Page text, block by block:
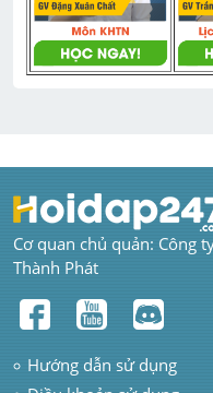
Cơ quan chủ quản: Công
Thành Phát
Hướng dẫn sử dụng